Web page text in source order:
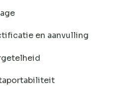
en aanvulling